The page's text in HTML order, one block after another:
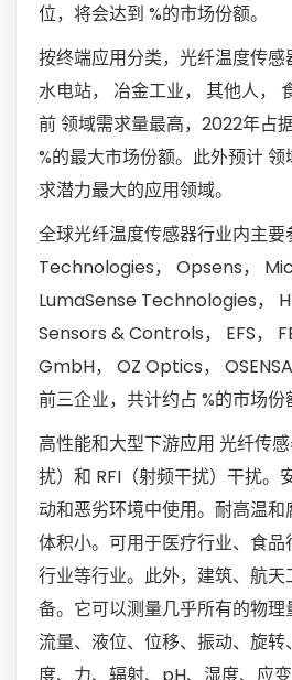
位，将会达到 %的市场份额。
按终端应用分类，光纤温度传感
水电站， 冶金工业， 其他人，
前 领域需求量最高，2022年占
%的最大市场份额。此外预计
求潜力最大的应用领域。
全球光纤温度传感器行业内主要
Technologies， Opsens，
LumaSense Technologies，
Sensors & Controls， EFS，
GmbH， OZ Optics，
前三企业，共计约占 %的市场份
高性能和大型下游应用 光纤传
扰）和 RFI（射频干扰）干扰。
动和恶劣环境中使用。耐高温和
体积小。可用于医疗行业、食
行业等行业。此外，建筑、航
备。它可以测量几乎所有的物理
流量、液位、位移、振动、旋